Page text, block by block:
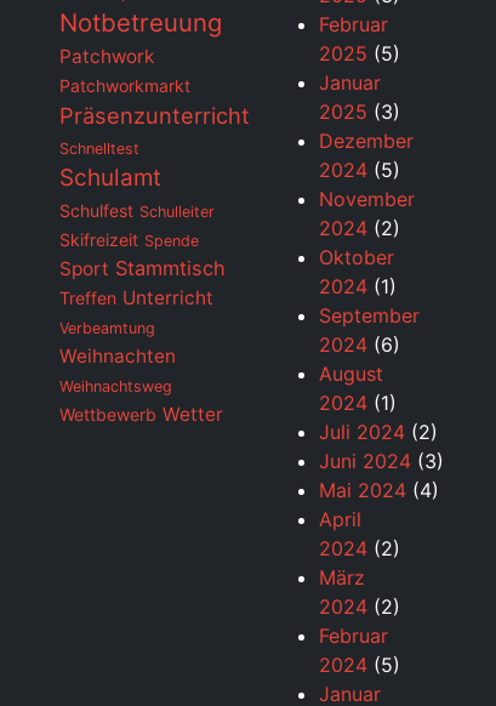
Notbetreuung
Patchwork
Patchworkmarkt
Präsenzunterricht
Schnelltest
Schulamt
Schulfest Schulleiter
Skifreizeit Spende
Sport Stammtisch
Treffen Unterricht
Verbeamtung
Weihnachten
Weihnachtsweg
Wettbewerb Wetter
Februar
2025 (5)
Januar
2025 (3)
Dezember
2024(5)
November
2024(2)
Oktober
2024(1)
September
2024(6)
August
2024(1)
Juli 2024(2)
Juni 2024(3)
Mai 2024(4)
April
2024(2)
März
2024(2)
Februar
2024(5)
Januar